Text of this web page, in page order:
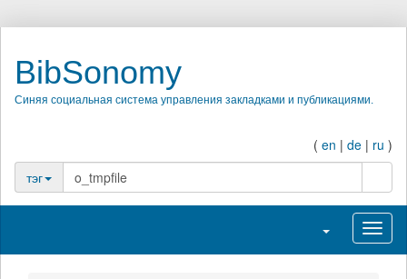
BibSonomy
Синяя социальная система управления закладками и публикациями.
( en | de | ru )
тэг
Переключить